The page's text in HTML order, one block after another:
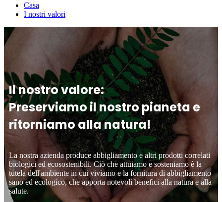
Casa
I nostri valori
Il nostro valore:
Preserviamo il nostro pianeta e
ritorniamo alla natura!
La nostra azienda produce abbigliamento e altri prodotti correlati
biologici ed ecosostenibili. Ciò che attuiamo e sosteniamo è la
tutela dell'ambiente in cui viviamo e la fornitura di abbigliamento
sano ed ecologico, che apporta notevoli benefici alla natura e alla
salute.